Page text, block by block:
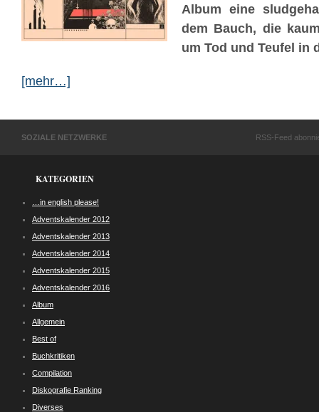
Album eine
dem Bauch, die
um Tod und Teufel in
[mehr…]
SOZIALE NETZWERKE RSS-Feed
KATEGORIEN
…in english please!
Adventskalender 2012
Adventskalender 2013
Adventskalender 2014
Adventskalender 2015
Adventskalender 2016
Album
Allgemein
Best of
Buchkritiken
Compilation
Diskografie Ranking
Diverses